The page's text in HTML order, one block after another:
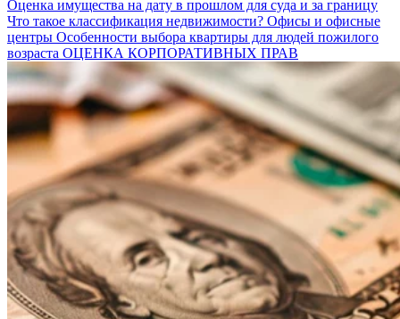
Оценка имущества на дату в прошлом для суда и за границу
Что такое классификация недвижимости? Офисы и офисные
центры Особенности выбора квартиры для людей пожилого
возраста ОЦЕНКА КОРПОРАТИВНЫХ ПРАВ